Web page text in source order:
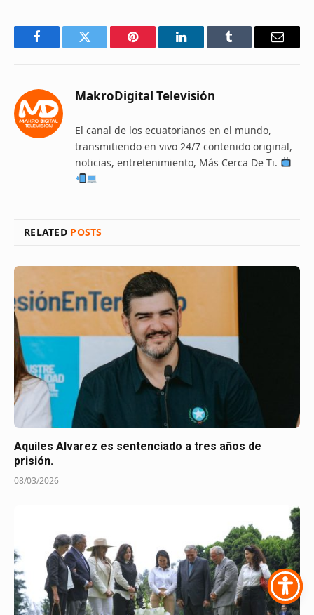
FacebookTwitter Pinterest LinkedInTumblr Email
MakroDigital Televisión
El canal de los ecuatorianos en el mundo,
transmitiendo en vivo 24/7 contenido original,
noticias, entretenimiento, Más Cerca De Ti.
RELATED POSTS
Aquiles Alvarez es sentenciado a tres años de
prisión.
08/03/2026